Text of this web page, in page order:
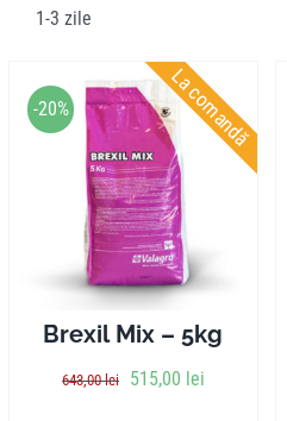
Culturi
Contact
1-3 zile
-20% La comandă
Brexil Mix – 5kg
643,00lei
Prețul
515,00 leiPrețul